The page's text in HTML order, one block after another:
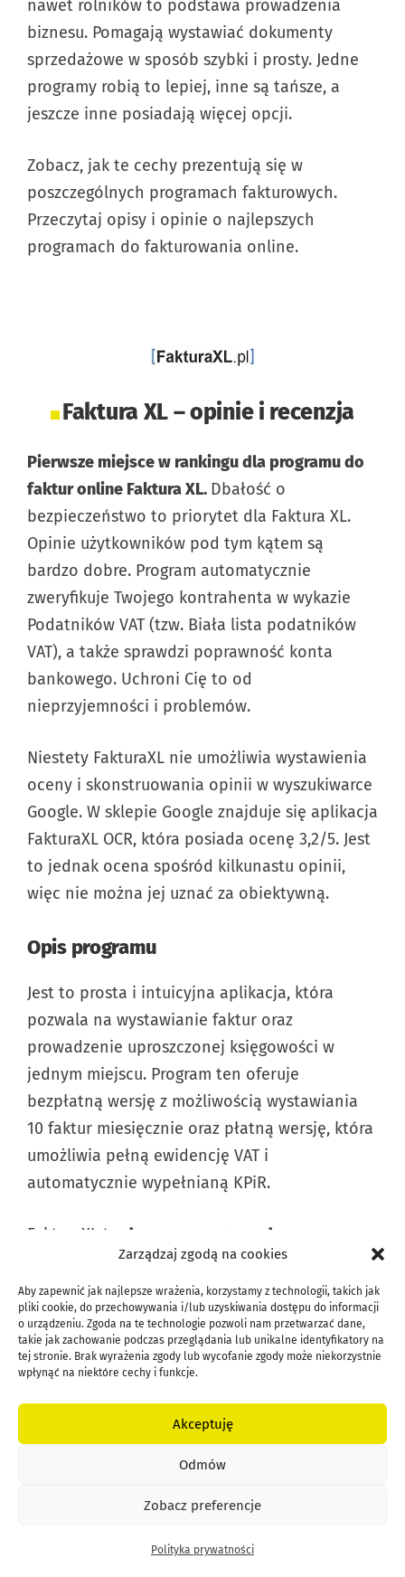
Zarządzaj zgodą na cookies
Aby zapewnić jak najlepsze wrażenia, korzystamy z technologii, takich jak
pliki cookie, do przechowywania i/lub uzyskiwania dostępu do informacji
o urządzeniu. Zgoda na te technologie pozwoli nam przetwarzać dane,
takie jak zachowanie podczas przeglądania lub unikalne identyfikatory na
tej stronie. Brak wyrażenia zgody lub wycofanie zgody może niekorzystnie
wpłynąć na niektóre cechy i funkcje.
Akceptuję
Odmów
Zobacz preferencje
Polityka prywatności
nawet rolników to podstawa prowadzenia
biznesu. Pomagają wystawiać dokumenty
sprzedażowe w sposób szybki i prosty. Jedne
programy robią to lepiej, inne są tańsze, a
jeszcze inne posiadają więcej opcji.
Zobacz, jak te cechy prezentują się w
poszczególnych programach fakturowych.
Przeczytaj opisy i opinie o najlepszych
programach do fakturowania online.
Faktura XL – opinie i recenzja
Pierwsze miejsce w rankingu dla programu do
faktur online Faktura XL. Dbałość o
bezpieczeństwo to priorytet dla Faktura XL.
Opinie użytkowników pod tym kątem są
bardzo dobre. Program automatycznie
zweryfikuje Twojego kontrahenta w wykazie
Podatników VAT (tzw. Biała lista podatników
VAT), a także sprawdzi poprawność konta
bankowego. Uchroni Cię to od
nieprzyjemności i problemów.
Niestety FakturaXL nie umożliwia wystawienia
oceny i skonstruowania opinii w wyszukiwarce
Google. W sklepie Google znajduje się aplikacja
FakturaXL OCR, która posiada ocenę 3,2/5. Jest
to jednak ocena spośród kilkunastu opinii,
więc nie można jej uznać za obiektywną.
Opis programu
Jest to prosta i intuicyjna aplikacja, która
pozwala na wystawianie faktur oraz
prowadzenie uproszczonej księgowości w
jednym miejscu. Program ten oferuje
bezpłatną wersję z możliwością wystawiania
10 faktur miesięcznie oraz płatną wersję, która
umożliwia pełną ewidencję VAT i
automatycznie wypełnianą KPiR.
FakturaXL to
darmowy program do
wystawiania faktur– do 10 faktur w miesiącu
wystawisz bezpłatnie. W wersji płatnej liczba
faktur jest nielimitowana. Cena za pełną
wersję waha się od 8 do 18 zł miesięcznie, w
zależności od wybranego planu. To, co
Faktura XL umożliwia generowanie danych
kontrahenta bezpośrednio z bazy GUS.
program zaciągnie dane klienta, oszczędzając